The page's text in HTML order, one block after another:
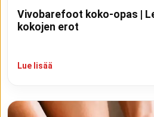
Vivobarefoot koko-opas |
kokojen erot
Lue lisää